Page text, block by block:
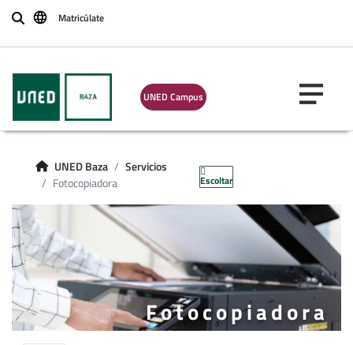
BuscarMatricúlate
UNED Campus
UNED Baza
Servicios
Fotocopiadora
Escoltar
Fotocopiadora